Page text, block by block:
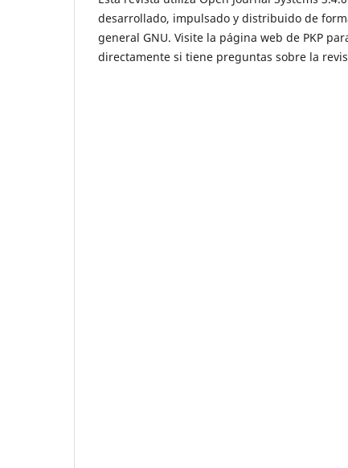
desarrollado, impulsado y distribuido de
general GNU. Visite la página web de PKP
directamente si tiene preguntas sobre la